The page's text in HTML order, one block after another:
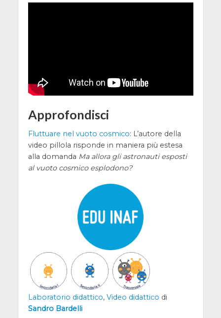
Approfondisci
Fluttuare nel vuoto cosmico: L’autore della
video pillola risponde in maniera più estesa
alla domanda Ma allora gli astronauti esposti
al vuoto cosmico esplodono?
Laboratorio didattico, Video didattico di
Sandro Bardelli